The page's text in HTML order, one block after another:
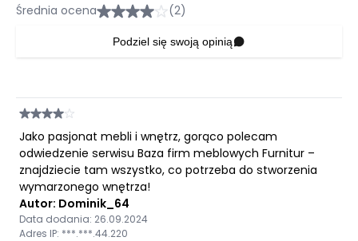
Średnia ocena (2)
Podziel się swoją opinią
Jako pasjonat mebli i wnętrz, gorąco polecam
odwiedzenie serwisu Baza firm meblowych Furnitur –
znajdziecie tam wszystko, co potrzeba do stworzenia
wymarzonego wnętrza!
Autor: Dominik_64
Data dodania: 26.09.2024
Adres IP: ***.***.44.220